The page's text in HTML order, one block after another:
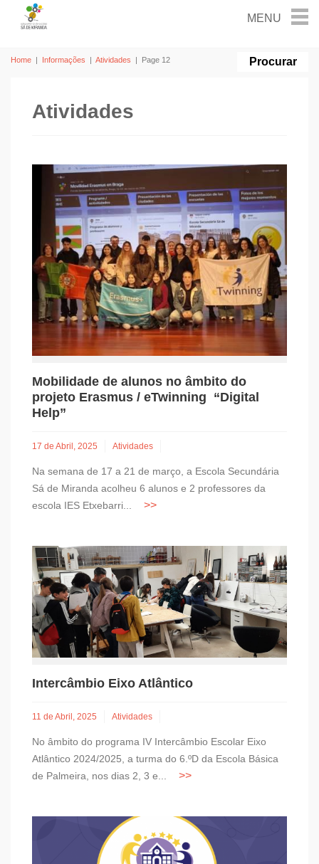
Home | Informações | Atividades | Page 12
Atividades
Mobilidade de alunos no âmbito do
projeto Erasmus / eTwinning “Digital
Help”
17 de Abril, 2025 Atividades
Na semana de 17 a 21 de março, a Escola Secundária
Sá de Miranda acolheu 6 alunos e 2 professores da
escola IES Etxebarri...
Intercâmbio Eixo Atlântico
11 de Abril, 2025 Atividades
No âmbito do programa IV Intercâmbio Escolar Eixo
Atlântico 2024/2025, a turma do 6.ºD da Escola Básica
de Palmeira, nos dias 2, 3 e...